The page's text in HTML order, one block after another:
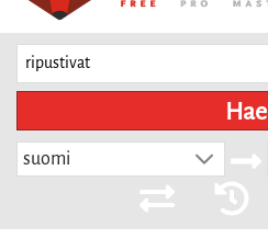
Hae
suomi